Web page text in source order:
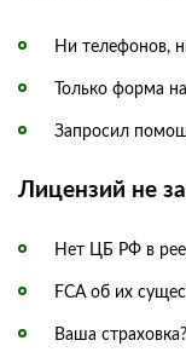
Ни телефонов,
Только форма
Запросил
Лицензий не
Нет ЦБ РФ в
FCA об их
Ваша